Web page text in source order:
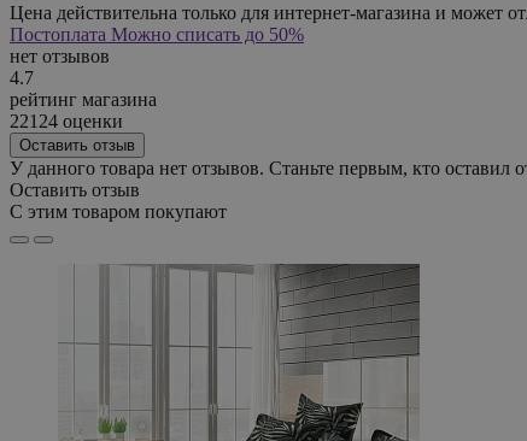
Цена действительна только для интернет-магазина и может
Постоплата Можно списать до 50%
нет отзывов
4.7
рейтинг магазина
22124 оценки
Оставить отзыв
У данного товара нет отзывов. Станьте первым, кто оставил
Оставить отзыв
С этим товаром покупают